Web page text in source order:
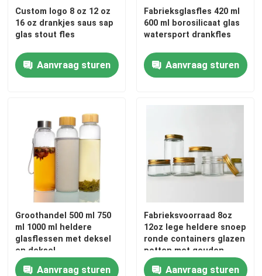
Fabrieksreis
Contacteer ons
Vraag een offerte aan
Glazen flessen
glaskruiken
Glasbekers
Fleskap van pot
Custom logo 8 oz 12 oz
16 oz drankjes saus sap
glas stout fles
Aanvraag sturen
Fabrieksglasfles 420 ml
600 ml borosilicaat glas
watersport drankfles
Aanvraag sturen
Groothandel 500 ml 750
ml 1000 ml heldere
glasflessen met deksel
en deksel
Aanvraag sturen
Fabrieksvoorraad 8oz
12oz lege heldere snoep
ronde containers glazen
potten met gouden
metalen deksels
Aanvraag sturen